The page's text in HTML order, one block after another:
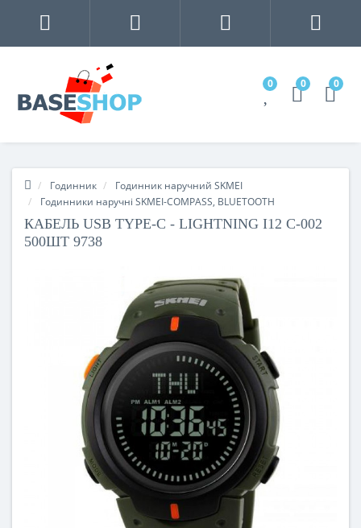
0 0 0
Годинник
Годинник наручний SKMEI
Годинники наручні SKMEI-COMPASS, BLUETOOTH
КАБЕЛЬ USB TYPE-C - LIGHTNING I12 C-002
500ШТ 9738